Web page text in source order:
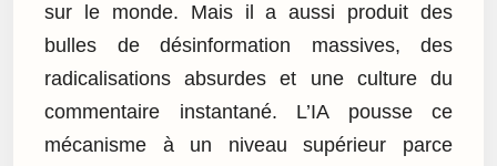
sur le monde. Mais il a aussi produit des
bulles de désinformation massives, des
radicalisations absurdes et une culture du
commentaire instantané. L’IA pousse ce
mécanisme à un niveau supérieur parce